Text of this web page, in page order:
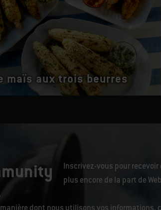
maïs aux trois beurres
Inscrivez-vous pour
plus encore de la part de
dont nous utilisons vos informations,